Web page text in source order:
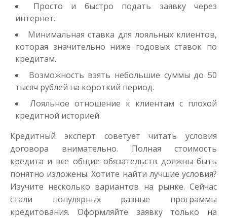
Сумма
Получить
Одолжим до 30 дней
Сумма до50 000₽
Срок от 1до 30 дня
Получить
Просто и быстро подать заявку через
интернет.
Минимальная ставка для лояльных клиентов,
которая значительно ниже годовых ставок по
кредитам.
Возможность взять небольшие суммы до 50
тысяч рублей на короткий период.
Лояльное отношение к клиентам с плохой
кредитной историей.
Кредитный эксперт советует читать условия
договора внимательно. Полная стоимость
кредита и все общие обязательств должны быть
понятно изложены. Хотите найти лучшие условия?
Изучите несколько вариантов на рынке. Сейчас
стали популярных разные программы
кредитования. Оформляйте заявку только на